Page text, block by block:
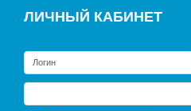
ЛИЧНЫЙ КАБИНЕТ